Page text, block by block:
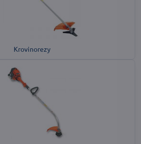
Krovinorezy